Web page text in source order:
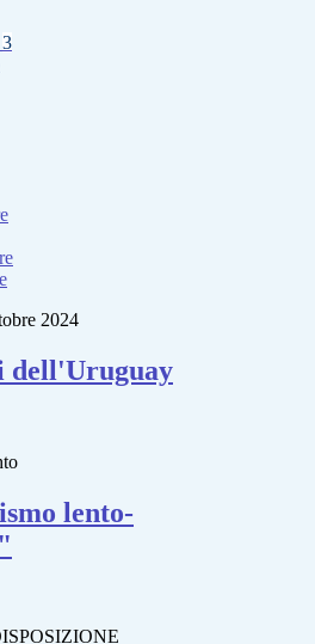
3
dell'Uruguay
lento-